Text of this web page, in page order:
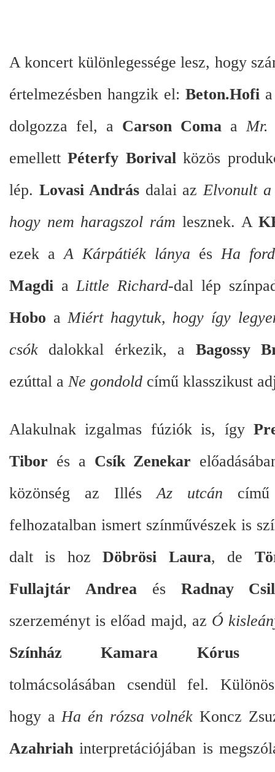
A koncert különlegessége lesz, hogy
értelmezésben hangzik el: Beton.Hofi
dolgozza fel, a Carson Coma a Mr.
emellettPéterfy Borival közös
lép. Lovasi András dalai az Elvonult
hogy nem haragszol rám lesznek. A
ezek a A Kárpátiék lánya és Ha
Magdi a Little Richard-dal lép
Hobo a Miért hagytuk, hogy így
csók dalokkal érkezik, a Bagossy
ezúttal a Ne gondold című klasszikust
Alakulnak izgalmas fúziók is, így
Tibor és a Csík Zenekar
közönség az Illés Az utcán
felhozatalban ismert színművészek is
dalt is hozDöbrösi Laura, de
Fullajtár Andrea és Radnay
szerzeményt is előad majd, az Ó
Színház Kamara Kórus
tolmácsolásában csendül fel.
hogy a Ha én rózsa volnék Koncz
Azahriah interpretációjában is